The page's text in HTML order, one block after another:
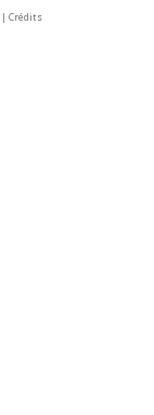
| Crédits